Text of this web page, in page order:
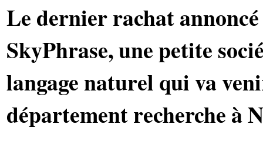
Le dernier rachat
SkyPhrase, une petite
langage naturel qui va
département recherche à